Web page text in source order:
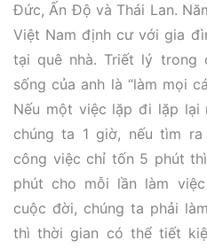
Đức, Ấn Độ và Thái Lan.
Việt Nam định cư với gia
tại quê nhà. Triết lý trong
sống của anh là “làm mọi
Nếu một việc lặp đi lặp lại
chúng ta 1 giờ, nếu tìm
công việc chỉ tốn 5 phút
phút cho mỗi lần làm
cuộc đời, chúng ta phải
thì thời gian có thể tiết